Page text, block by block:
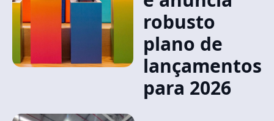
robusto
plano de
lançamentos
para 2026